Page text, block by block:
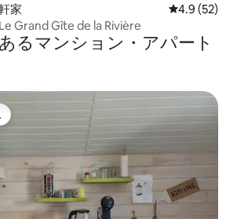
家 レビュー52
4.9 (52)
Grand Gîte de la Rivière
るマンション・アパート
イスです。